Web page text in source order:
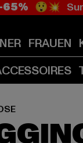
65% 😲💥
FRAUEN